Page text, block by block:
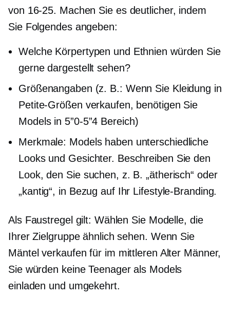
von 16-25. Machen Sie es deutlicher, indem
Sie Folgendes angeben:
Welche Körpertypen und Ethnien würden Sie
gerne dargestellt sehen?
Größenangaben (z. B.: Wenn Sie Kleidung in
Petite-Größen verkaufen, benötigen Sie
Models in 5”0-5”4 Bereich)
Merkmale: Models haben unterschiedliche
Looks und Gesichter. Beschreiben Sie den
Look, den Sie suchen, z. B. „ätherisch“ oder
„kantig“, in Bezug auf Ihr Lifestyle-Branding.
Als Faustregel gilt: Wählen Sie Modelle, die
Ihrer Zielgruppe ähnlich sehen. Wenn Sie
Mäntel verkaufen für im mittleren Alter Männer,
Sie würden keine Teenager als Models
einladen und umgekehrt.